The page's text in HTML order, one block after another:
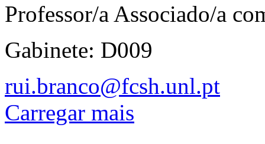
Professor/a Associado/a
Gabinete: D009
rui.branco@fcsh.unl.pt
Carregar mais